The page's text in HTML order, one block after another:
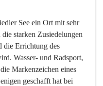
See ein Ort mit sehr
starken Zusiedelungen
die Errichtung des
Wasser- und Radsport,
Markenzeichen eines
geschafft hat bei